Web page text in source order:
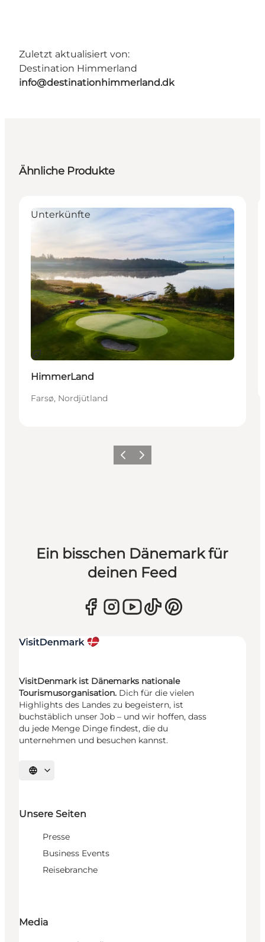
Zuletzt aktualisiert von:
Destination Himmerland
info@destinationhimmerland.dk
Ähnliche Produkte
Nachhaltig
Unterkünfte
HimmerLand
Farsø, Nordjütland
ZurückWeiter
Ein bisschen Dänemark für
deinen Feed
VisitDenmark ist Dänemarks nationale
Tourismusorganisation. Dich für die vielen
Highlights des Landes zu begeistern, ist
buchstäblich unser Job – und wir hoffen, dass
du jede Menge Dinge findest, die du
unternehmen und besuchen kannst.
Sprache auswählen
Unsere Seiten
Presse
Business Events
Reisebranche
Media